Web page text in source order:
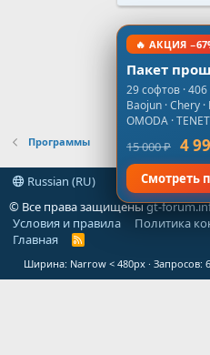
Программы
Russian (RU)
© Все права защищеныgt-
Условия и правила
Политика
Главная
R
S
Ширина Запросов
🔥 АКЦИЯ
Пакет
29 софтов ·
Baojun · Chery ·
OMODA ·
15 000 ₽ 4
Смотреть